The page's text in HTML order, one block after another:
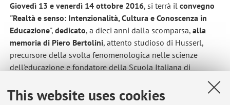
This website uses cookies
Giovedì 13 e venerdì 14 ottobre 2016, si terrà il convegno
"Realtà e senso: Intenzionalità, Cultura e Conoscenza in
Educazione", dedicato, a dieci anni dalla scomparsa, alla
memoria di Piero Bertolini, attento studioso di Husserl,
precursore della svolta fenomenologica nelle scienze
dell'educazione e fondatore della Scuola Italiana di
http://www.psicologiaformazione.unibo.it/it/bacheca/vicepr